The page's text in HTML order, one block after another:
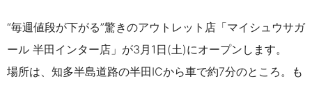
“毎週値段が下がる”驚きのアウトレット店「マイシュウサガ
ール 半田インター店」が3月1日(土)にオープンします。
場所は、知多半島道路の半田ICから車で約7分のところ。も